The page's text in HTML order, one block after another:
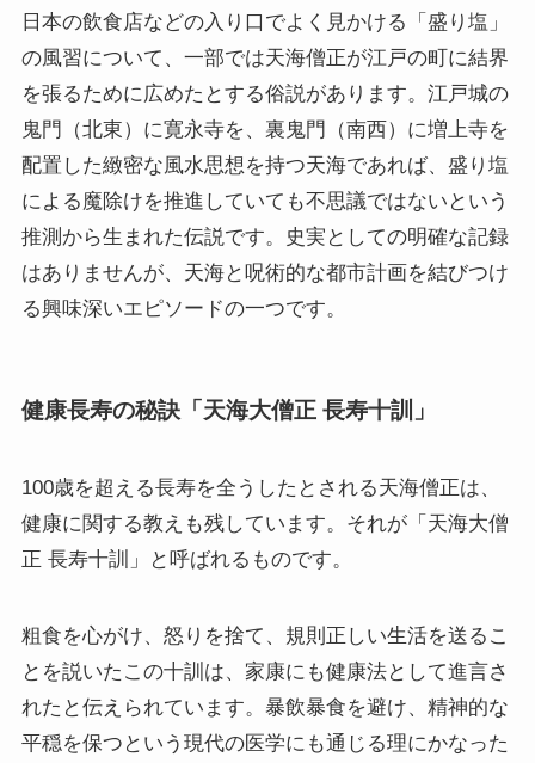
日本の飲食店などの入り口でよく見かける「盛り塩」
の風習について、一部では天海僧正が江戸の町に結界
を張るために広めたとする俗説があります。江戸城の
鬼門（北東）に寛永寺を、裏鬼門（南西）に増上寺を
配置した緻密な風水思想を持つ天海であれば、盛り塩
による魔除けを推進していても不思議ではないという
推測から生まれた伝説です。史実としての明確な記録
はありませんが、天海と呪術的な都市計画を結びつけ
る興味深いエピソードの一つです。
健康長寿の秘訣「天海大僧正 長寿十訓」
100歳を超える長寿を全うしたとされる天海僧正は、
健康に関する教えも残しています。それが「天海大僧
正 長寿十訓」と呼ばれるものです。
粗食を心がけ、怒りを捨て、規則正しい生活を送るこ
とを説いたこの十訓は、家康にも健康法として進言さ
れたと伝えられています。暴飲暴食を避け、精神的な
平穏を保つという現代の医学にも通じる理にかなった